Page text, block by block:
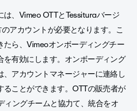
は、Vimeo OTTとTessituraバージ
のアカウントが必要となります。こ
ら、Vimeoオンボーディングチー
を有効にします。オンボーディング
アカウントマネージャーに連絡し
ことができます。OTTの販売者が
ィングチームと協力て、統合をオ